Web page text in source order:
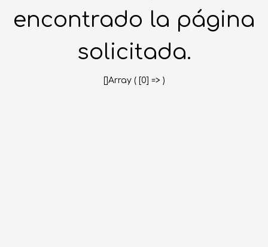
encontrado la página
solicitada.
[]Array ( [0] => )